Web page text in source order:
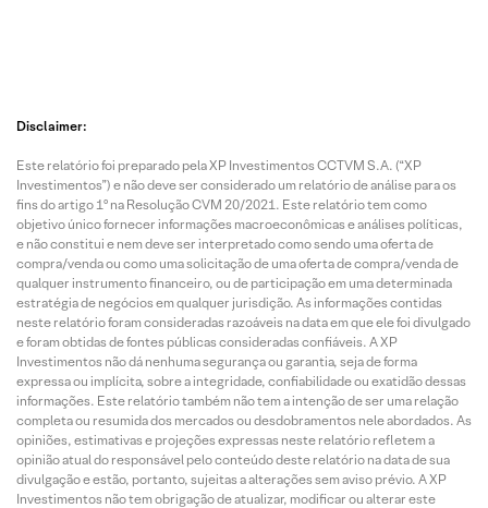
Disclaimer:
Este relatório foi preparado pela XP Investimentos CCTVM S.A. (“XP
Investimentos”) e não deve ser considerado um relatório de análise para os
fins do artigo 1º na Resolução CVM 20/2021. Este relatório tem como
objetivo único fornecer informações macroeconômicas e análises políticas,
e não constitui e nem deve ser interpretado como sendo uma oferta de
compra/venda ou como uma solicitação de uma oferta de compra/venda de
qualquer instrumento financeiro, ou de participação em uma determinada
estratégia de negócios em qualquer jurisdição. As informações contidas
neste relatório foram consideradas razoáveis na data em que ele foi divulgado
e foram obtidas de fontes públicas consideradas confiáveis. A XP
Investimentos não dá nenhuma segurança ou garantia, seja de forma
expressa ou implícita, sobre a integridade, confiabilidade ou exatidão dessas
informações. Este relatório também não tem a intenção de ser uma relação
completa ou resumida dos mercados ou desdobramentos nele abordados. As
opiniões, estimativas e projeções expressas neste relatório refletem a
opinião atual do responsável pelo conteúdo deste relatório na data de sua
divulgação e estão, portanto, sujeitas a alterações sem aviso prévio. A XP
Investimentos não tem obrigação de atualizar, modificar ou alterar este